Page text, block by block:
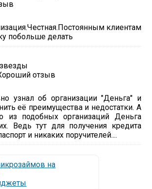
клиентам
побольше делать
узнал об организации "Деньга" и
её преимущества и недостатки. А
из подобных организаций Деньга
Ведь тут для получения кредита
и никаких поручителей....